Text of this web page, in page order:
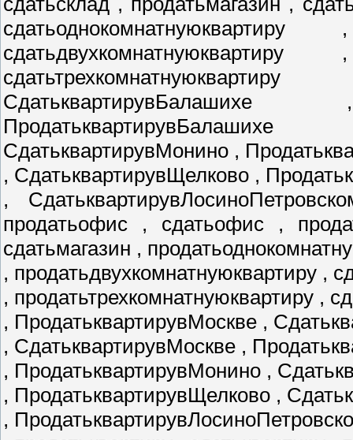
СдатьквартирувМонино ,
, СдатьквартирувЩелково ,
,
продатьофис , сдатьофис ,
сдатьмагазин ,
, продатьдвухкомнатнуюквартиру ,
, продатьтрехкомнатнуюквартиру ,
, ПродатьквартирувМоскве ,
, СдатьквартирувМоскве ,
, ПродатьквартирувМонино ,
, ПродатьквартирувЩелково ,
,